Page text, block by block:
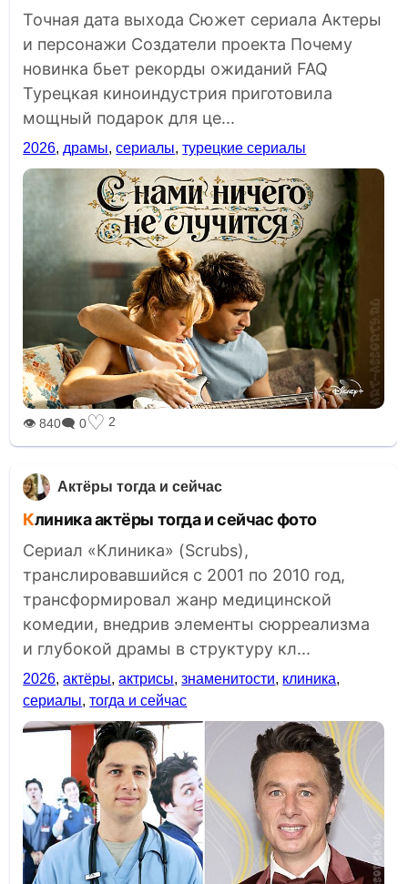
Точная дата выхода Сюжет сериала Актеры
и персонажи Создатели проекта Почему
новинка бьет рекорды ожиданий FAQ
Турецкая киноиндустрия приготовила
мощный подарок для це...
2026, драмы,сериалы,турецкие сериалы
👁 840🗨 0♡ 2
Актёры тогда и сейчас
Клиника актёры тогда и сейчас фото
Сериал «Клиника» (Scrubs),
транслировавшийся с 2001 по 2010 год,
трансформировал жанр медицинской
комедии, внедрив элементы сюрреализма
и глубокой драмы в структуру кл...
2026,актёры,актрисы,знаменитости, клиника,
сериалы,тогда и сейчас